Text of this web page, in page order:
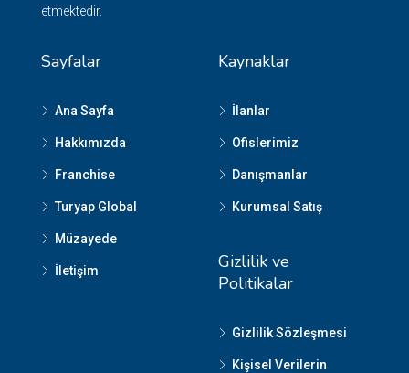
etmektedir.
Sayfalar
Ana Sayfa
Hakkımızda
Franchise
Turyap Global
Müzayede
İletişim
Kaynaklar
İlanlar
Ofislerimiz
Danışmanlar
Kurumsal Satış
Gizlilik ve
Politikalar
Gizlilik Sözleşmesi
Kişisel Verilerin